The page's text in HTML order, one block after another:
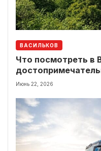
ВАСИЛЬКОВ
Что посмотреть в
локации рядом
Июнь 22, 2026